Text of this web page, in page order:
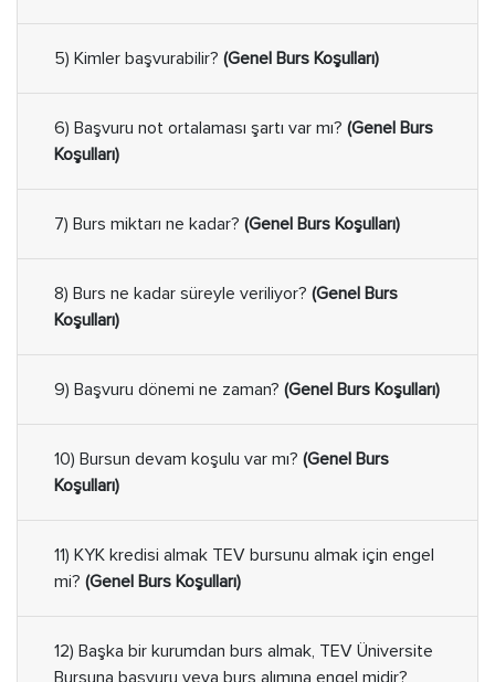
5) Kimler başvurabilir? (Genel Burs Koşulları)
6) Başvuru not ortalaması şartı var mı? (Genel Burs
Koşulları)
7) Burs miktarı ne kadar? (Genel Burs Koşulları)
8) Burs ne kadar süreyle veriliyor? (Genel Burs
Koşulları)
9) Başvuru dönemi ne zaman? (Genel Burs Koşulları)
10) Bursun devam koşulu var mı? (Genel Burs
Koşulları)
11) KYK kredisi almak TEV bursunu almak için engel
mi? (Genel Burs Koşulları)
12) Başka bir kurumdan burs almak, TEV Üniversite
Bursuna başvuru veya burs alımına engel midir?